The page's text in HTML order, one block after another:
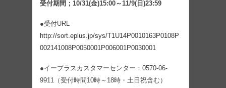
受付期間；10/31(金)15:00～11/9(日)23:59
●受付URL
http://sort.eplus.jp/sys/T1U14P0010163P0108P
002141008P0050001P006001P0030001
●イープラスカスタマーセンター：0570-06-
9911（受付時間10時～18時・土日祝含む）